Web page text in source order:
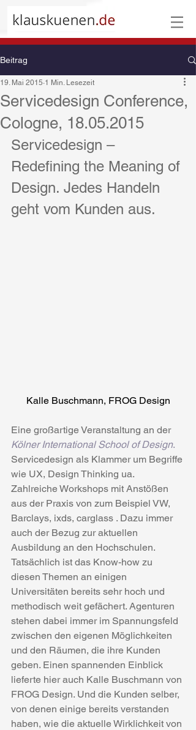
Beitrag
Servicedesign Conference,
Cologne, 18.05.2015
19. Mai 2015 1 Min. Lesezeit
Servicedesign –
Redefining the Meaning of
Design. Jedes Handeln
geht vom Kunden aus.
Kalle Buschmann, FROG Design
Eine großartige Veranstaltung an der
Kölner International School of Design.
Servicedesign als Klammer um Begriffe
wie UX, Design Thinking ua.
Zahlreiche Workshops mit Anstößen
aus der Praxis von zum Beispiel VW,
Barclays, ixds, carglass . Dazu immer
auch der Bezug zur aktuellen
Ausbildung an den Hochschulen.
Tatsächlich ist das Know-how zu
diesen Themen an einigen
Universitäten bereits sehr hoch und
methodisch weit gefächert. Agenturen
stehen dabei immer im Spannungsfeld
zwischen den eigenen Möglichkeiten
und den Räumen, die ihre Kunden
geben. Einen spannenden Einblick
lieferte hier auch Kalle Buschmann von
FROG Design. Und die Kunden selber,
von denen einige bereits verstanden
haben, wie die aktuelle Wirklichkeit von